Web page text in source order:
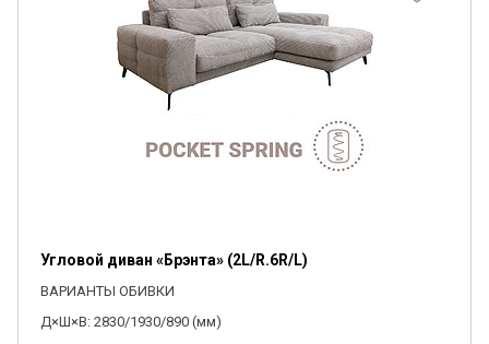
Угловой диван «Брэнта» (2L/R.6R/L)
ВАРИАНТЫ ОБИВКИ
Д×Ш×В: 2830/1930/890 (мм)